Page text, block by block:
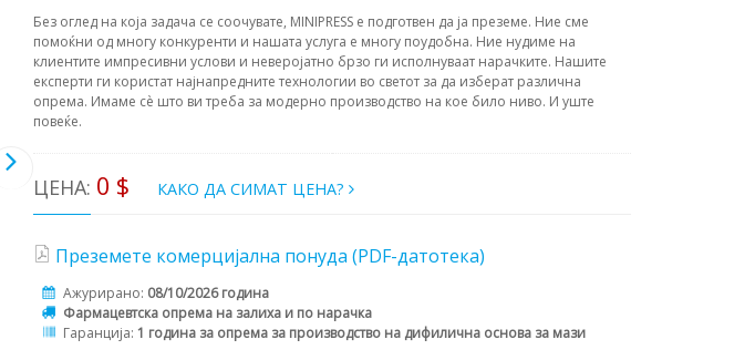
Без оглед на која задача се соочувате, MINIPRESS е подготвен да ја преземе. Ние сме
помоќни од многу конкуренти и нашата услуга е многу поудобна. Ние нудиме на
клиентите импресивни услови и неверојатно брзо ги исполнуваат нарачките. Нашите
експерти ги користат најнапредните технологии во светот за да изберат различна
опрема. Имаме сè што ви треба за модерно производство на кое било ниво. И уште
повеќе.
ЦЕНА: 0 $ КАКО ДА СИМАТ ЦЕНА?
Преземете комерцијална понуда (PDF-датотека)
Ажурирано: 08/10/2026 година
Фармацевтска опрема на залиха и по нарачка
Гаранција: 1 година за опрема за производство на дифилична основа за мази